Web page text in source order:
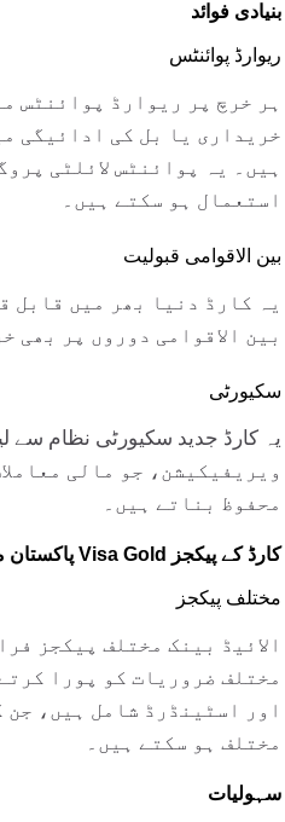
بنیادی فوائد
ریوارڈ پوائنٹس
ہر خرچ پر ریوارڈ پوائنٹس
خریداری یا بل کی ادائیگی
ہیں۔ یہ پوائنٹس لائلٹی
استعمال ہو سکتے ہیں۔
بین الاقوامی قبولیت
یہ کارڈ دنیا بھر میں قابل
بین الاقوامی دوروں پر بھی
سکیورٹی
یہ کارڈ جدید سکیورٹی نظام
محفوظ بناتے ہیں۔
پاکستان میں دستیاب Visa Gold کارڈ کے پیکجز
مختلف پیکجز
الائیڈ بینک مختلف پیکجز
مختلف ضروریات کو پورا
اور اسٹینڈرڈ شامل ہیں،
مختلف ہو سکتے ہیں۔
سہولیات